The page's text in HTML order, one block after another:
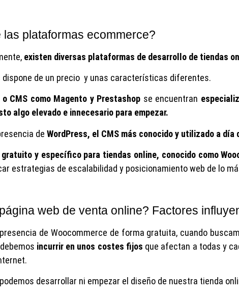
plataformas ecommerce?
existen diversas plataformas de desarrollo de tiendas
dispone de un precio y unas características diferentes.
CMS como Magento y Prestashop se encuentran
algo elevado e innecesario para empezar.
de WordPress, el CMS más conocido y utilizado a día
y específico para tiendas online, conocido como
estrategias de escalabilidad y posicionamiento web de lo
web de venta online? Factores
de Woocommerce de forma gratuita, cuando
incurrir en unos costes fijos que afectan a todas y
desarrollar ni empezar el diseño de nuestra tienda